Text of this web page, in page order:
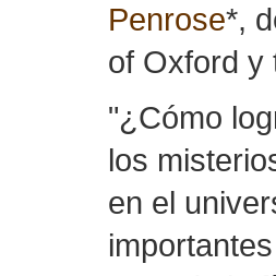
Penrose*,
of Oxford y
"¿Cómo
los
en el